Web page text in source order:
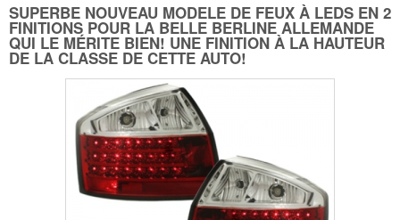
SUPERBE NOUVEAU MODELE DE FEUX À LEDS EN 2
FINITIONS POUR LA BELLE BERLINE ALLEMANDE
QUI LE MÉRITE BIEN! UNE FINITION À LA HAUTEUR
DE LA CLASSE DE CETTE AUTO!